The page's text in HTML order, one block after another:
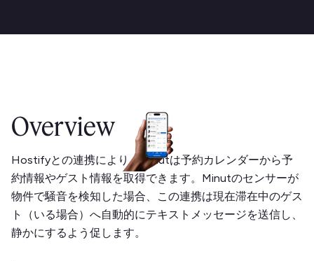
Overview
Hostifyとの連携により、Minutは予約カレンダーから予
約情報やゲスト情報を取得できます。Minutのセンサーが
物件で騒音を検知した場合、この連携は現在滞在中のゲス
ト（いる場合）へ自動的にテキストメッセージを送信し、
静かにするよう促します。